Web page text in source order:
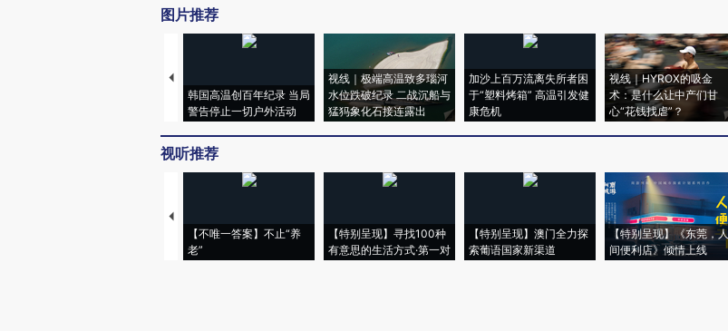
图片推荐
韩国高温创百年纪录 当局
警告停止一切户外活动
视线｜极端高温致多瑙河
水位跌破纪录 二战沉船与
猛犸象化石接连露出
加沙上百万流离失所者困
于“塑料烤箱” 高温引发健
康危机
视线｜HYROX的吸金
术：是什么让中产们甘
心“花钱找虐”？
视听推荐
【不唯一答案】不止“养
老”
【特别呈现】寻找100种
有意思的生活方式·第一对
【特别呈现】澳门全力探
索葡语国家新渠道
【特别呈现】《东莞，人
间便利店》倾情上线